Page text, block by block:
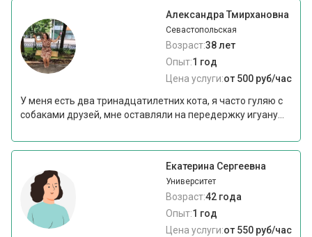
Александра Тмирхановна
Севастопольская
Возраст:38 лет
Опыт:1 год
Цена услуги:от 500 руб/час
У меня есть два тринадцатилетних кота, я часто гуляю с
собаками друзей, мне оставляли на передержку игуану...
Екатерина Сергеевна
Университет
Возраст:42 года
Опыт:1 год
Цена услуги:от 550 руб/час